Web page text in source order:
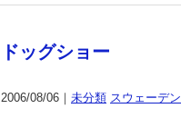
ドッグショー
2006/08/06｜ 未分類 スウェーデン